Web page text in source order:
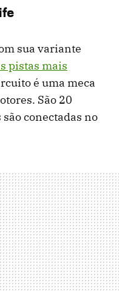
sua variante
pistas mais
é uma meca
São 20
conectadas no